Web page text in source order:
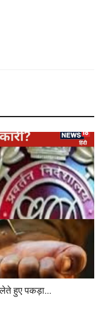
हुए पकड़ा...